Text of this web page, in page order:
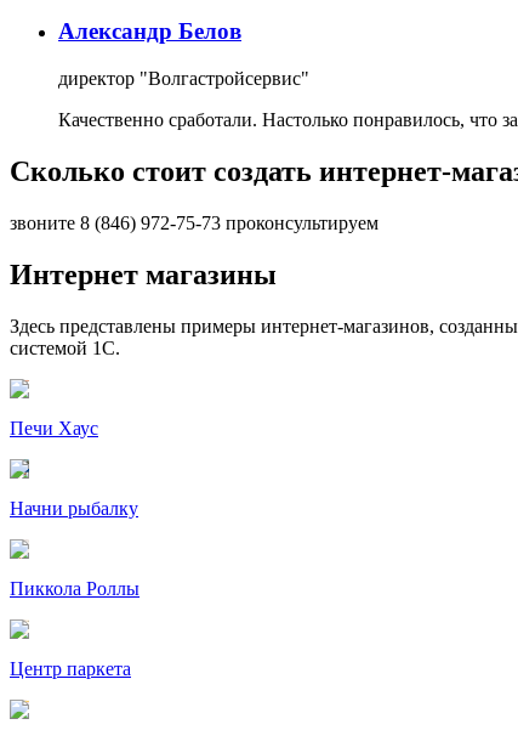
Александр Белов
директор "Волгастройсервис"
Качественно сработали. Настолько понравилось, что
Сколько стоит создать интернет-
звоните 8 (846) 972-75-73 проконсультируем
Интернет магазины
Здесь представлены примеры интернет-магазинов,
системой 1С.
Печи Хаус
Начни рыбалку
Пиккола Роллы
Центр паркета